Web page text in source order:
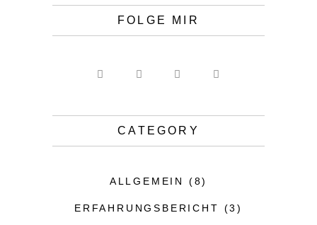
FOLGE MIR
CATEGORY
ALLGEMEIN (8)
ERFAHRUNGSBERICHT (3)